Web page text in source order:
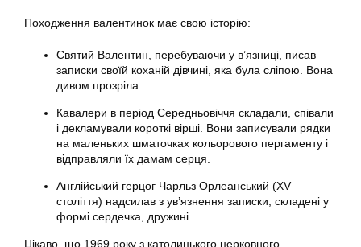
Походження валентинок має свою історію:
Святий Валентин, перебуваючи у в’язниці, писав
записки своїй коханій дівчині, яка була сліпою. Вона
дивом прозріла.
Кавалери в період Середньовіччя складали, співали
і декламували короткі вірші. Вони записували рядки
на маленьких шматочках кольорового пергаменту і
відправляли їх дамам серця.
Англійський герцог Чарльз Орлеанський (XV
століття) надсилав з ув’язнення записки, складені у
формі сердечка, дружині.
Цікаво, що 1969 року з католицького церковного